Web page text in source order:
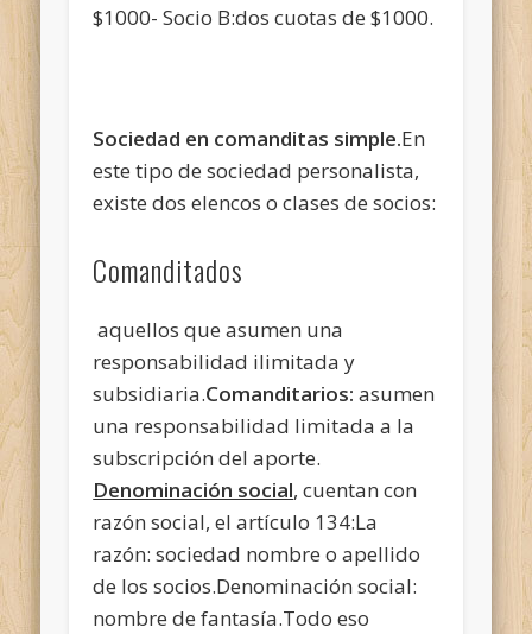
$1000- Socio B:dos cuotas de $1000.
Sociedad en comanditas simple.En
este tipo de sociedad personalista,
existe dos elencos o clases de socios:
Comanditados
aquellos que asumen una
responsabilidad ilimitada y
subsidiaria.Comanditarios: asumen
una responsabilidad limitada a la
subscripción del aporte.
Denominación social, cuentan con
razón social, el artículo 134:La
razón: sociedad nombre o apellido
de los socios.Denominación social:
nombre de fantasía.Todo eso